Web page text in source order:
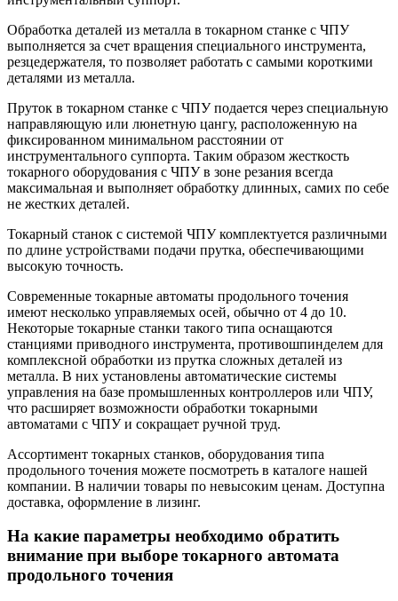
Обработка деталей из металла в токарном станке с ЧПУ
выполняется за счет вращения специального инструмента,
резцедержателя, то позволяет работать с самыми короткими
деталями из металла.
Пруток в токарном станке с ЧПУ подается через специальную
направляющую или люнетную цангу, расположенную на
фиксированном минимальном расстоянии от
инструментального суппорта. Таким образом жесткость
токарного оборудования с ЧПУ в зоне резания всегда
максимальная и выполняет обработку длинных, самих по себе
не жестких деталей.
Токарный станок с системой ЧПУ комплектуется различными
по длине устройствами подачи прутка, обеспечивающими
высокую точность.
Современные токарные автоматы продольного точения
имеют несколько управляемых осей, обычно от 4 до 10.
Некоторые токарные станки такого типа оснащаются
станциями приводного инструмента, противошпинделем для
комплексной обработки из прутка сложных деталей из
металла. В них установлены автоматические системы
управления на базе промышленных контроллеров или ЧПУ,
что расширяет возможности обработки токарными
автоматами с ЧПУ и сокращает ручной труд.
Ассортимент токарных станков, оборудования типа
продольного точения можете посмотреть в каталоге нашей
компании. В наличии товары по невысоким ценам. Доступна
доставка, оформление в лизинг.
На какие параметры необходимо обратить
внимание при выборе токарного автомата
продольного точения